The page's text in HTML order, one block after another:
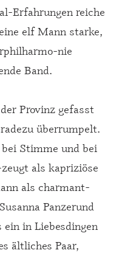
Erfahrungen reiche
elf Mann starke,
nie
Band.
Provinz gefasst
überrumpelt.
Stimme und bei
als kapriziöse
als charmant­
Panzer­und
in Liebesdingen
ältliches Paar,